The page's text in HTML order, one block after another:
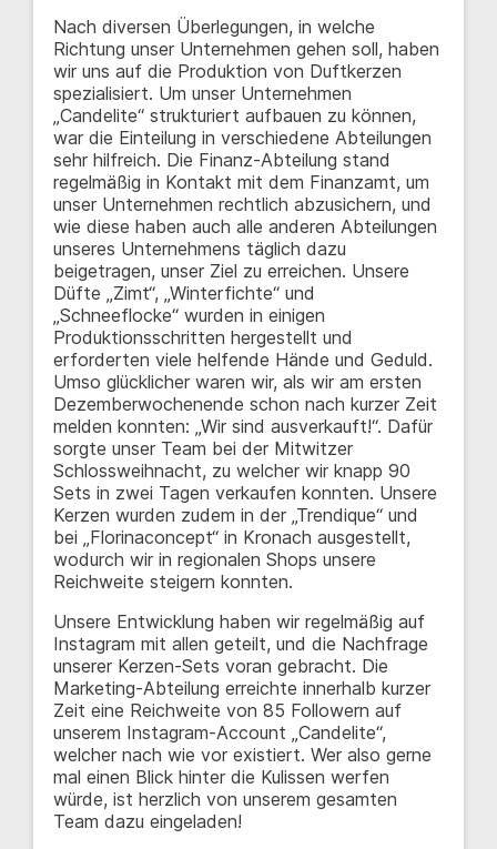
Nach diversen Überlegungen, in welche
Richtung unser Unternehmen gehen soll, haben
wir uns auf die Produktion von Duftkerzen
spezialisiert. Um unser Unternehmen
„Candelite“ strukturiert aufbauen zu können,
war die Einteilung in verschiedene Abteilungen
sehr hilfreich. Die Finanz-Abteilung stand
regelmäßig in Kontakt mit dem Finanzamt, um
unser Unternehmen rechtlich abzusichern, und
wie diese haben auch alle anderen Abteilungen
unseres Unternehmens täglich dazu
beigetragen, unser Ziel zu erreichen. Unsere
Düfte „Zimt“, „Winterfichte“ und
„Schneeflocke“ wurden in einigen
Produktionsschritten hergestellt und
erforderten viele helfende Hände und Geduld.
Umso glücklicher waren wir, als wir am ersten
Dezemberwochenende schon nach kurzer Zeit
melden konnten: „Wir sind ausverkauft!“. Dafür
sorgte unser Team bei der Mitwitzer
Schlossweihnacht, zu welcher wir knapp 90
Sets in zwei Tagen verkaufen konnten. Unsere
Kerzen wurden zudem in der „Trendique“ und
bei „Florinaconcept“ in Kronach ausgestellt,
wodurch wir in regionalen Shops unsere
Reichweite steigern konnten.
Unsere Entwicklung haben wir regelmäßig auf
Instagram mit allen geteilt, und die Nachfrage
unserer Kerzen-Sets voran gebracht. Die
Marketing-Abteilung erreichte innerhalb kurzer
Zeit eine Reichweite von 85 Followern auf
unserem Instagram-Account „Candelite“,
welcher nach wie vor existiert. Wer also gerne
mal einen Blick hinter die Kulissen werfen
würde, ist herzlich von unserem gesamten
Team dazu eingeladen!